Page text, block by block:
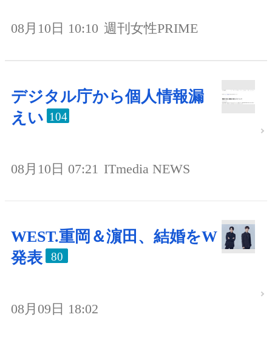
08月10日 10:10 週刊女性PRIME
デジタル庁から個人情報漏
えい 104
08月10日 07:21 ITmedia NEWS
WEST.重岡＆濵田、結婚をW
発表
80
08月09日 18:02